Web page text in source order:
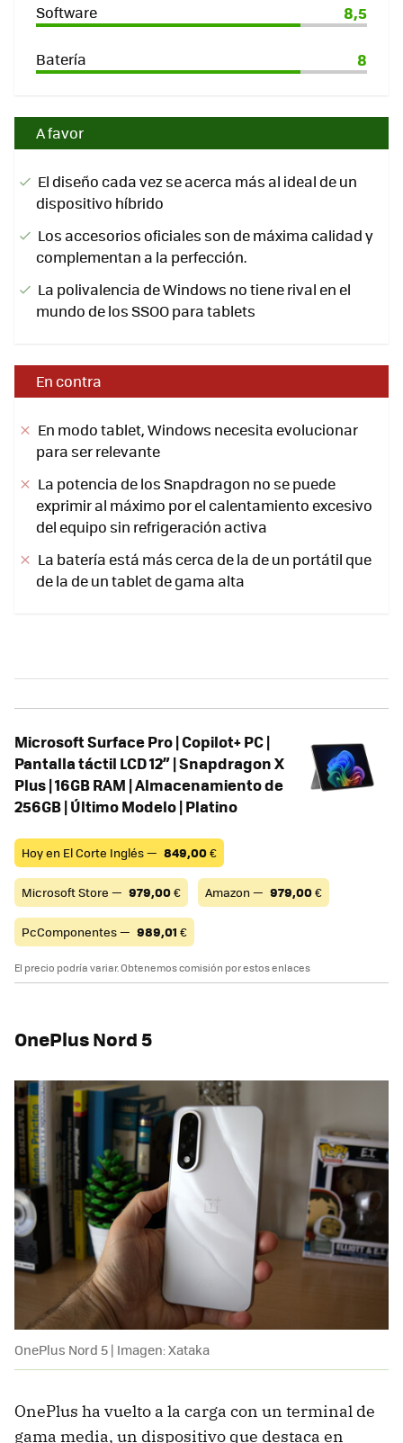
Software 8,5
Batería 8
A favor
El diseño cada vez se acerca más al ideal de un
dispositivo híbrido
Los accesorios oficiales son de máxima calidad y
complementan a la perfección.
La polivalencia de Windows no tiene rival en el
mundo de los SSOO para tablets
En contra
En modo tablet, Windows necesita evolucionar
para ser relevante
La potencia de los Snapdragon no se puede
exprimir al máximo por el calentamiento excesivo
del equipo sin refrigeración activa
La batería está más cerca de la de un portátil que
de la de un tablet de gama alta
Microsoft Surface Pro | Copilot+ PC |
Pantalla táctil LCD 12” | Snapdragon X
Plus | 16GB RAM | Almacenamiento de
256GB | Último Modelo | Platino
Hoy en El Corte Inglés — 849,00€
Microsoft Store — 979,00€ Amazon — 979,00€
PcComponentes — 989,01 €
El precio podría variar. Obtenemos comisión por estos enlaces
OnePlus Nord 5
OnePlus Nord 5 | Imagen: Xataka
OnePlus ha vuelto a la carga con un terminal de
gama media, un dispositivo que destaca en